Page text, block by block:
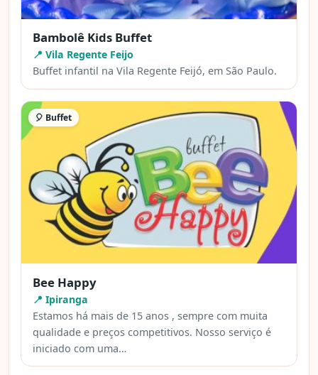
Bambolê Kids Buffet
📍 Vila Regente Feijo
Buffet infantil na Vila Regente Feijó, em São Paulo.
🎈 Buffet
Bee Happy
📍 Ipiranga
Estamos há mais de 15 anos , sempre com muita
qualidade e preços competitivos. Nosso serviço é
iniciado com uma…